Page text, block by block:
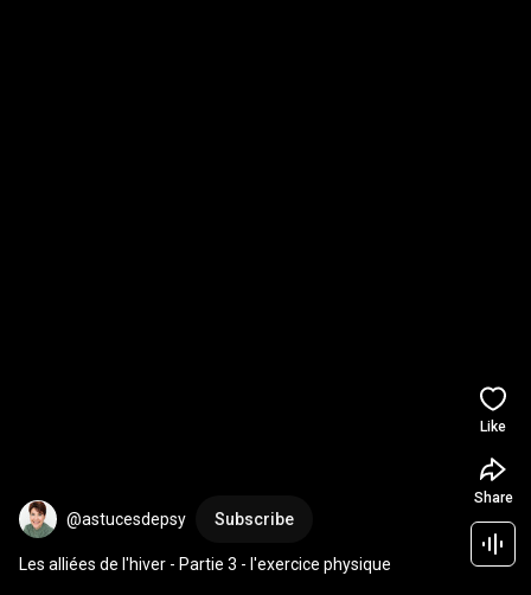
@astucesdepsy Subscribe
Les alliées de l'hiver - Partie 3 - l'exercice physique
Like
Share